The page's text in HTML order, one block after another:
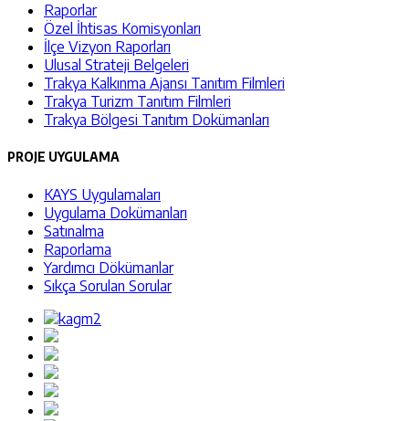
Raporlar
Özel İhtisas Komisyonları
İlçe Vizyon Raporları
Ulusal Strateji Belgeleri
Trakya Kalkınma Ajansı Tanıtım Filmleri
Trakya Turizm Tanıtım Filmleri
Trakya Bölgesi Tanıtım Dokümanları
PROJE UYGULAMA
KAYS Uygulamaları
Uygulama Dokümanları
Satınalma
Raporlama
Yardımcı Dökümanlar
Sıkça Sorulan Sorular